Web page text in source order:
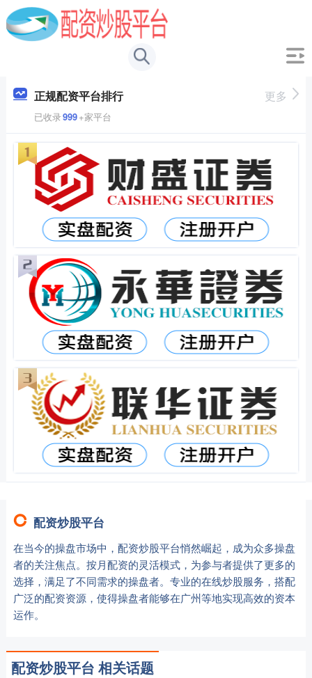
正规配资平台排行
已收录999+家平台
更多
配资炒股平台
在当今的操盘市场中，配资炒股平台悄然崛起，成为众多操盘
者的关注焦点。按月配资的灵活模式，为参与者提供了更多的
选择，满足了不同需求的操盘者。专业的在线炒股服务，搭配
广泛的配资资源，使得操盘者能够在广州等地实现高效的资本
运作。
配资炒股平台 相关话题